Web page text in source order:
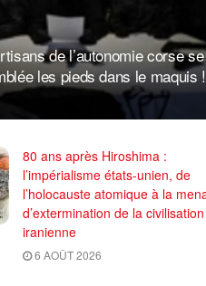
de l’autonomie corse se
les pieds dans le maquis !
80 ans après Hiroshima :
l’impérialisme états-unien, de
l’holocauste atomique à la
d’extermination de la civilisation
iranienne
6 AOÛT 2026